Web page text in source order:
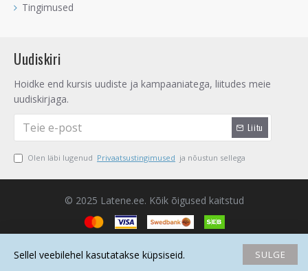
Tingimused
Uudiskiri
Hoidke end kursis uudiste ja kampaaniatega, liitudes meie
uudiskirjaga.
Liitu
Olen läbi lugenud Privaatsustingimused ja nõustun sellega
© 2025 Latene.ee. Kõik õigused kaitstud
Saada email Helista
SULGE
Sellel veebilehel kasutatakse küpsiseid.